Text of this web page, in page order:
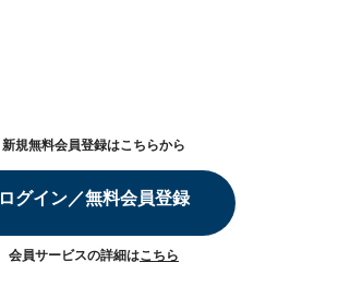
新規無料会員登録はこちらから
ログイン／無料会員登録
会員サービスの詳細はこちら